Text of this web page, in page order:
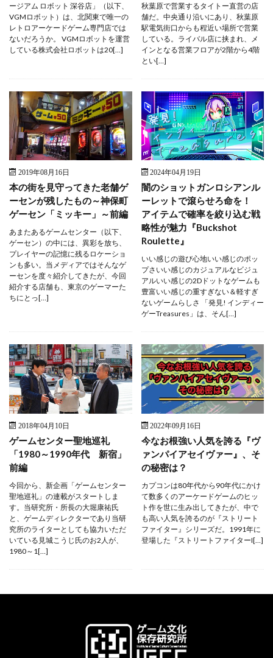
ージアム ロボット 深谷店」（以下、
VGMロボット）は、北関東で唯一の
レトロアーケードゲーム専門店では
ないだろうか。 VGMロボットを運営
している株式会社ロボットは20[…]
秋葉原で営業するタイトー直営の店
舗だ。中央通り沿いにあり、秋葉原
駅電気街口からも程近い場所で営業
している。ライバル店に挟まれ、メ
インとなる営業フロアが2階から4階
とい[…]
2019年08月16日
本の街を見守ってきた老舗ゲ
ーセンが残したもの～神保町
ゲーセン「ミッキー」～前編
あまたあるゲームセンター（以下、
ゲーセン）の中には、異彩を放ち、
プレイヤーの記憶に残るロケーショ
ンも多い。当メディアではそんなゲ
ーセンを度々紹介してきたが、今回
紹介する店舗も、東京のゲーマーた
ちにとっ[…]
2024年04月19日
闇のショットガンロシアンル
ーレットで滾らせろ命を！
アイテムで確率を絞り込む戦
略性が魅力『Buckshot
Roulette』
いい感じの遊び心地いい感じのポッ
プさいい感じのカジュアルなビジュ
アルいい感じの2Dドットなゲームも
豊富いい感じの重すぎない＆軽すぎ
ないゲームらしさ 「発見! インディー
ゲーTreasures」は、そん[…]
2018年04月10日
ゲームセンター聖地巡礼
「1980～1990年代 新宿」
前編
今回から、新企画「ゲームセンター
聖地巡礼」の連載がスタートしま
す。当研究所・所長の大堀康祐氏
と、ゲームディレクターであり当研
究所のライターとしても協力いただ
いている見城こうじ氏のお2人が、
1980～1[…]
2022年09月16日
今なお根強い人気を誇る『ヴ
ァンパイアセイヴァー』、そ
の秘密は？
カプコンは80年代から90年代にかけ
て数多くのアーケードゲームのヒッ
ト作を世に生み出してきたが、中で
も高い人気を誇るのが『ストリート
ファイター』シリーズだ。1991年に
登場した『ストリートファイターI[…]